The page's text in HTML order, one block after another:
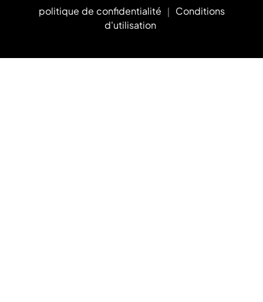
politique de confidentialité ｜ Conditions
d'utilisation